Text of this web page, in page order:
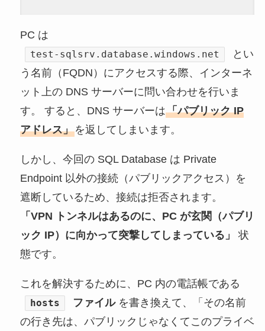
PC は
test-sqlsrv.database.windows.net
とい
う名前（FQDN）にアクセスする際、インターネ
ット上の DNS サーバーに問い合わせを行いま
す。 すると、DNS サーバーは「パブリック IP
アドレス」を返してしまいます。
しかし、今回の SQL Database は Private
Endpoint 以外の接続（パブリックアクセス）を
遮断しているため、接続は拒否されます。
「VPN トンネルはあるのに、PC が玄関（パブリ
ック IP）に向かって突撃してしまっている」
状
態です。
これを解決するために、PC 内の電話帳である
hosts ファイルを書き換えて、「その名前
の行き先は、パブリックじゃなくてこのプライベ